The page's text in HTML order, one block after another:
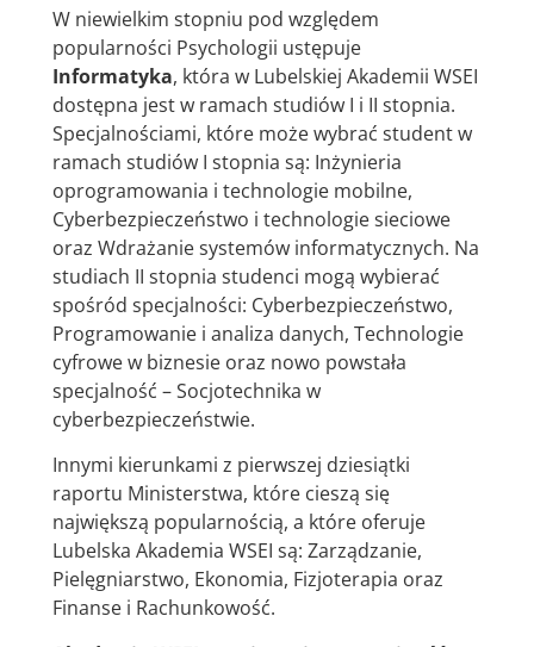
W niewielkim stopniu pod względem
popularności Psychologii ustępuje
Informatyka, która w Lubelskiej Akademii WSEI
dostępna jest w ramach studiów I i II stopnia.
Specjalnościami, które może wybrać student w
ramach studiów I stopnia są: Inżynieria
oprogramowania i technologie mobilne,
Cyberbezpieczeństwo i technologie sieciowe
oraz Wdrażanie systemów informatycznych. Na
studiach II stopnia studenci mogą wybierać
spośród specjalności: Cyberbezpieczeństwo,
Programowanie i analiza danych, Technologie
cyfrowe w biznesie oraz nowo powstała
specjalność – Socjotechnika w
cyberbezpieczeństwie.
Innymi kierunkami z pierwszej dziesiątki
raportu Ministerstwa, które cieszą się
największą popularnością, a które oferuje
Lubelska Akademia WSEI są: Zarządzanie,
Pielęgniarstwo, Ekonomia, Fizjoterapia oraz
Finanse i Rachunkowość.